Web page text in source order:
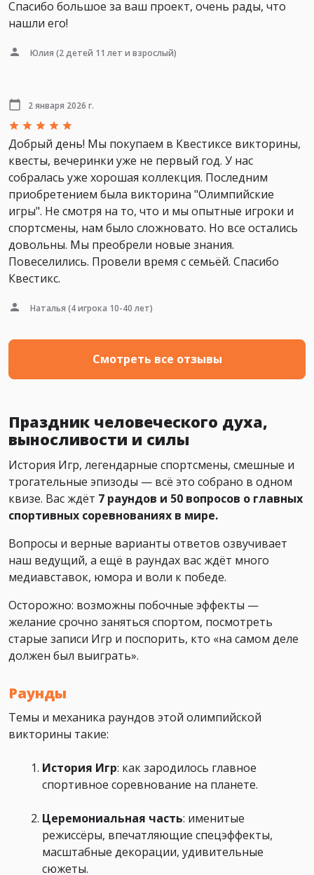
Спасибо большое за ваш проект, очень рады, что
нашли его!
Юлия (2 детей 11 лет и взрослый)
2 января 2026 г.
Добрый день! Мы покупаем в Квестиксе викторины,
квесты, вечеринки уже не первый год. У нас
собралась уже хорошая коллекция. Последним
приобретением была викторина "Олимпийские
игры". Не смотря на то, что и мы опытные игроки и
спортсмены, нам было сложновато. Но все остались
довольны. Мы преобрели новые знания.
Повеселились. Провели время с семьёй. Спасибо
Квестикс.
Наталья (4 игрока 10-40 лет)
Смотреть все отзывы
Праздник человеческого духа,
выносливости и силы
История Игр, легендарные спортсмены, смешные и
трогательные эпизоды — всё это собрано в одном
квизе. Вас ждёт 7 раундов и 50 вопросов о главных
спортивных соревнованиях в мире.
Вопросы и верные варианты ответов озвучивает
наш ведущий, а ещё в раундах вас ждёт много
медиавставок, юмора и воли к победе.
Осторожно: возможны побочные эффекты —
желание срочно заняться спортом, посмотреть
старые записи Игр и поспорить, кто «на самом деле
должен был выиграть».
Раунды
Темы и механика раундов этой олимпийской
викторины такие:
История Игр: как зародилось главное
спортивное соревнование на планете.
Церемониальная часть: именитые
режиссёры, впечатляющие спецэффекты,
масштабные декорации, удивительные
сюжеты.